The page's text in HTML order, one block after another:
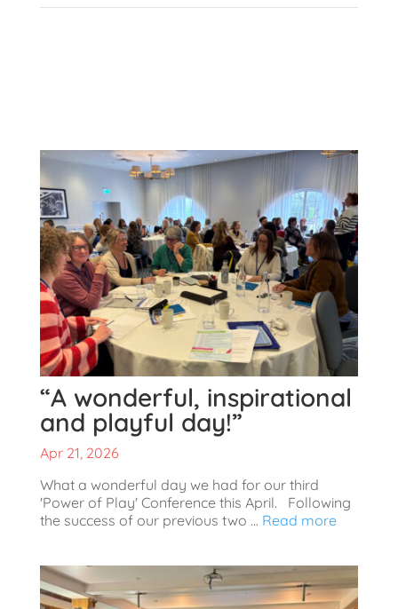
“A wonderful, inspirational
and playful day!”
Apr 21, 2026
What a wonderful day we had for our third
'Power of Play' Conference this April. Following
the success of our previous two ... Read more